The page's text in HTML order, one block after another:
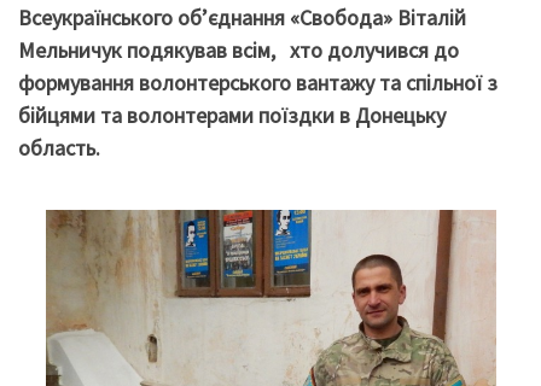
Всеукраїнського об’єднання «Свобода» Віталій
Мельничук подякував всім, хто долучився до
формування волонтерського вантажу та спільної з
бійцями та волонтерами поїздки в Донецьку
область.